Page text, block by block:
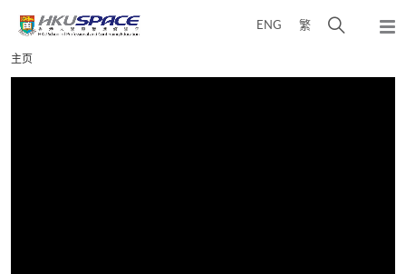
content
ENG 繁
弹
Main
content
主页